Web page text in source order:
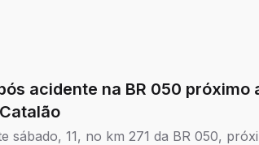
na BR 050 próximo ao
sábado, 11, no km 271 da BR 050,